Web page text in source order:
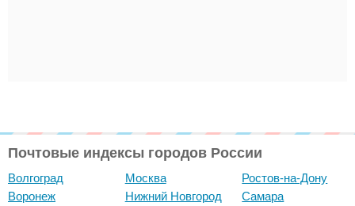
Почтовые индексы городов России
Волгоград
Воронеж
Москва
Нижний Новгород
Ростов-на-Дону
Самара